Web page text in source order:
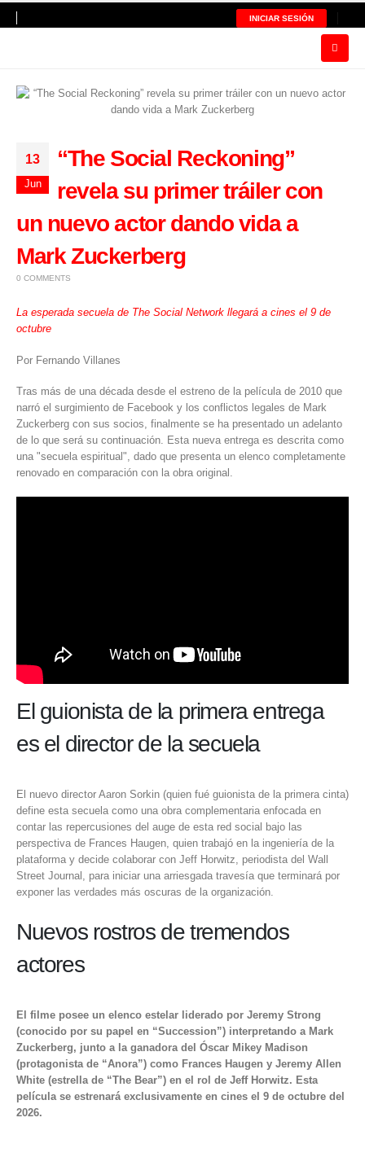
INICIAR SESIÓN
13
Jun
“The Social Reckoning”
revela su primer tráiler con
un nuevo actor dando vida a
Mark Zuckerberg
0 COMMENTS
La esperada secuela de The Social Network llegará a cines el 9 de
octubre
Por Fernando Villanes
Tras más de una década desde el estreno de la película de 2010 que
narró el surgimiento de Facebook y los conflictos legales de Mark
Zuckerberg con sus socios, finalmente se ha presentado un adelanto
de lo que será su continuación. Esta nueva entrega es descrita como
una "secuela espiritual", dado que presenta un elenco completamente
renovado en comparación con la obra original.
El guionista de la primera entrega
es el director de la secuela
El nuevo director Aaron Sorkin (quien fué guionista de la primera cinta)
define esta secuela como una obra complementaria enfocada en
contar las repercusiones del auge de esta red social bajo las
perspectiva de Frances Haugen, quien trabajó en la ingeniería de la
plataforma y decide colaborar con Jeff Horwitz, periodista del Wall
Street Journal, para iniciar una arriesgada travesía que terminará por
exponer las verdades más oscuras de la organización.
Nuevos rostros de tremendos
actores
El filme posee un elenco estelar liderado por Jeremy Strong
(conocido por su papel en “Succession”) interpretando a Mark
Zuckerberg, junto a la ganadora del Óscar Mikey Madison
(protagonista de “Anora”) como Frances Haugen y Jeremy Allen
White (estrella de “The Bear”) en el rol de Jeff Horwitz. Esta
película se estrenará exclusivamente en cines el 9 de octubre del
2026.